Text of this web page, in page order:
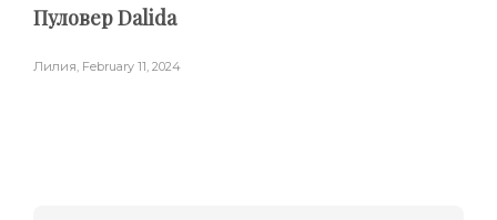
Пуловер Dalida
Лилия, February 11, 2024